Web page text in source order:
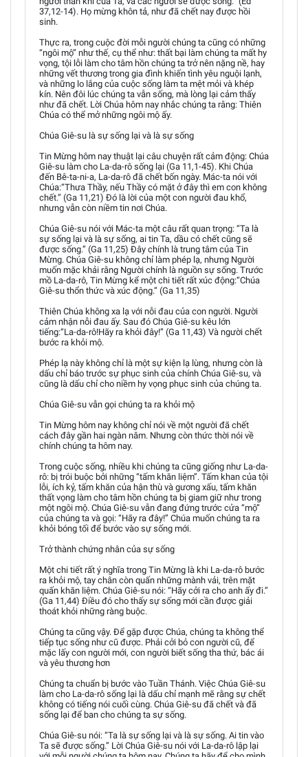
37,12-14). Họ mừng khôn tả, như đã chết nay được hồi
sinh.
Thực ra, trong cuộc đời mỗi người chúng ta cũng có những
“ngôi mộ” như thế, cụ thể như: thất bại làm chúng ta mất hy
vọng, tội lỗi làm cho tâm hồn chúng ta trở nên nặng nề, hay
những vết thương trong gia đình khiến tình yêu nguội lạnh,
và những lo lắng của cuộc sống làm ta mệt mỏi và khép
kín. Nên đôi lúc chúng ta vẫn sống, mà lòng lại cảm thấy
như đã chết. Lời Chúa hôm nay nhắc chúng ta rằng: Thiên
Chúa có thể mở những ngôi mộ ấy.
Chúa Giê-su là sự sống lại và là sự sống
Tin Mừng hôm nay thuật lại câu chuyện rất cảm động: Chúa
Giê-su làm cho La-da-rô sống lại (Ga 11,1-45). Khi Chúa
đến Bê-ta-ni-a, La-da-rô đã chết bốn ngày. Mác-ta nói với
Chúa:“Thưa Thầy, nếu Thầy có mặt ở đây thì em con không
chết.” (Ga 11,21) Đó là lời của một con người đau khổ,
nhưng vẫn còn niềm tin nơi Chúa.
Chúa Giê-su nói với Mác-ta một câu rất quan trọng: “Ta là
sự sống lại và là sự sống, ai tin Ta, dầu có chết cũng sẽ
được sống.” (Ga 11,25) Đây chính là trung tâm của Tin
Mừng. Chúa Giê-su không chỉ làm phép lạ, nhưng Người
muốn mặc khải rằng Người chính là nguồn sự sống. Trước
mồ La-da-rô, Tin Mừng kể một chi tiết rất xúc động:“Chúa
Giê-su thổn thức và xúc động.” (Ga 11,35)
Thiên Chúa không xa lạ với nỗi đau của con người. Người
cảm nhận nỗi đau ấy. Sau đó Chúa Giê-su kêu lớn
tiếng:“La-da-rô!Hãy ra khỏi đây!” (Ga 11,43) Và người chết
bước ra khỏi mộ.
Phép lạ này không chỉ là một sự kiện lạ lùng, nhưng còn là
dấu chỉ báo trước sự phục sinh của chính Chúa Giê-su, và
cũng là dấu chỉ cho niềm hy vọng phục sinh của chúng ta.
Chúa Giê-su vẫn gọi chúng ta ra khỏi mộ
Tin Mừng hôm nay không chỉ nói về một người đã chết
cách đây gần hai ngàn năm. Nhưng còn thức thời nói về
chính chúng ta hôm nay.
Trong cuộc sống, nhiều khi chúng ta cũng giống như La-da-
rô: bị trói buộc bởi những “tấm khăn liệm”. Tấm khan của tội
lỗi, ích kỷ, tấm khăn của hận thù và gương xấu, tấm khăn
thất vọng làm cho tâm hồn chúng ta bị giam giữ như trong
một ngôi mộ. Chúa Giê-su vẫn đang đứng trước cửa “mộ”
của chúng ta và gọi: “Hãy ra đây!” Chúa muốn chúng ta ra
khỏi bóng tối để bước vào sự sống mới.
Trở thành chứng nhân của sự sống
Một chi tiết rất ý nghĩa trong Tin Mừng là khi La-da-rô bước
ra khỏi mộ, tay chân còn quấn những mành vải, trên mặt
quấn khăn liệm. Chúa Giê-su nói: “Hãy cởi ra cho anh ấy đi.”
(Ga 11,44) Điều đó cho thấy sự sống mới cần được giải
thoát khỏi những ràng buộc.
Chúng ta cũng vậy. Để gặp được Chúa, chúng ta không thể
tiếp tục sống như cũ được. Phải cởi bỏ con người cũ, để
mặc lấy con người mới, con người biết sống tha thứ, bác ái
và yêu thương hơn
Chúng ta chuẩn bị bước vào Tuần Thánh. Việc Chúa Giê-su
làm cho La-da-rô sống lại là dấu chỉ mạnh mẽ rằng sự chết
không có tiếng nói cuối cùng. Chúa Giê-su đã chết và đã
sống lại để ban cho chúng ta sự sống.
Chúa Giê-su nói: “Ta là sự sống lại và là sự sống. Ai tin vào
Ta sẽ được sống.” Lời Chúa Giê-su nói với La-da-rô lập lại